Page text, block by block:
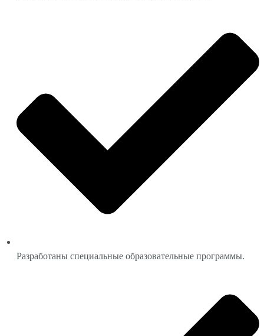
Разработаны специальные образовательные программы.